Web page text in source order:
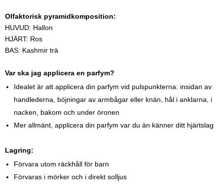
Olfaktorisk pyramidkomposition:
HUVUD: Hallon
HJÄRT: Ros
BAS: Kashmir trä
Var ska jag applicera en parfym?
Idealet är att applicera din parfym vid pulspunkterna: insidan av
handlederna, böjningar av armbågar eller knän, hål i anklarna, i
nacken, bakom och under öronen
Mer allmänt, applicera din parfym var du än känner ditt hjärtslag
Lagring:
Förvara utom räckhåll för barn
Förvaras i mörker och i direkt solljus